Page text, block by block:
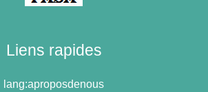
Liens rapides
lang:aproposdenous